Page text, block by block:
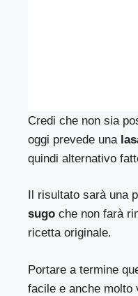
Credi che non sia
oggi prevede una
quindi alternativo
Il risultato sarà una
sugo che non farà
ricetta originale.
Portare a termine
facile e anche molto